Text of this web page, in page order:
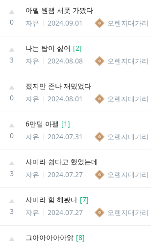
0
아펠 원챔 서폿 가봤다
자유
2024.09.01 오렌지대가리
3
나는 탑이 싫어 [2]
자유
2024.08.08 오렌지대가리
0
졌지만 존나 재밌었다
자유
2024.08.01 오렌지대가리
0
6만딜 아펠 [1]
자유
2024.07.31 오렌지대가리
3
사미라 쉽다고 했었는데
자유
2024.07.27 오렌지대가리
3
사미라 함 해봤다 [7]
자유
2024.07.27 오렌지대가리
그아아아아아앍 [8]